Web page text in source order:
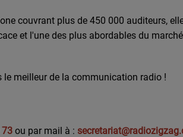
couvrant plus de 450 000 auditeurs,
et l'une des plus abordables du
le meilleur de la communication radio !
73 ou par mail à :